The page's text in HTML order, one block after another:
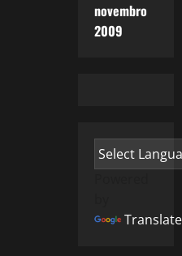
novembro
2009
Translate